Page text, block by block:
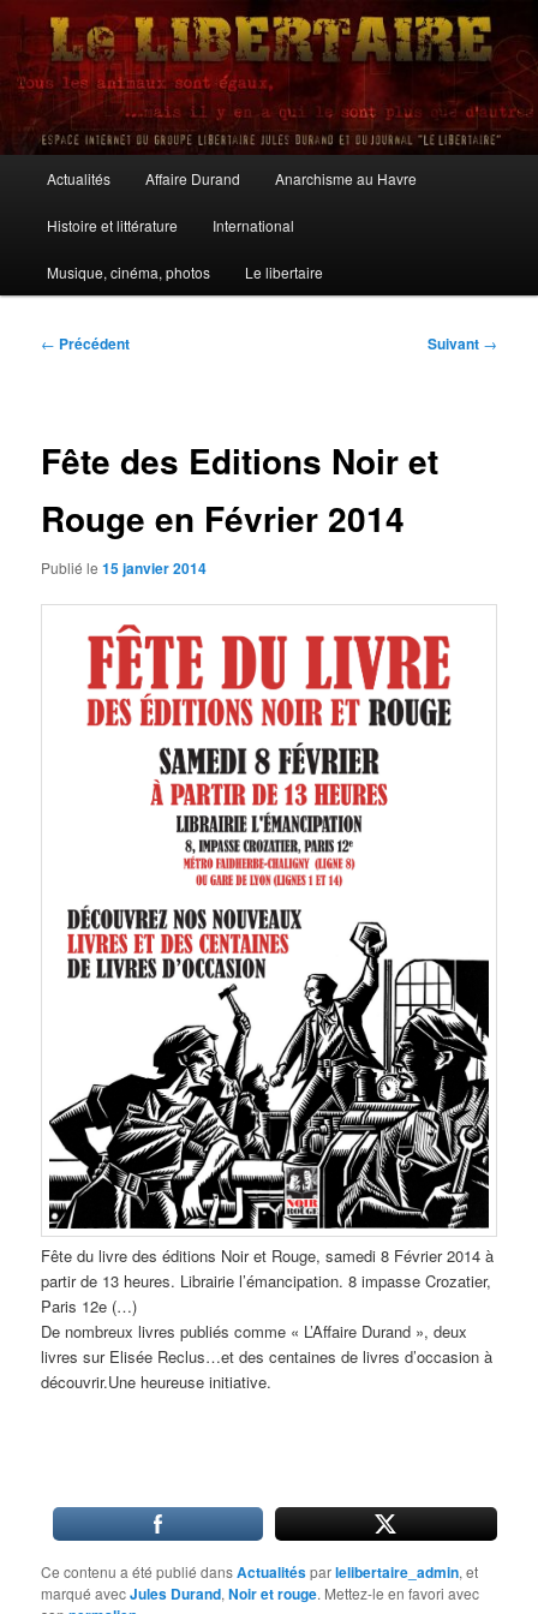
Aller
contenu
principalLe Libertaire
principal
Actualités Affaire Durand Anarchisme au Havre
Histoire et littérature International
Musique, cinéma, photos Le libertaire
Navigation
← Précédent Suivant →
Fête des Editions Noir et
Rouge en Février 2014
Publié le15 janvier 2014
Fête du livre des éditions Noir et Rouge, samedi 8 Février 2014 à
partir de 13 heures. Librairie l’émancipation. 8 impasse Crozatier,
Paris 12e (…)
De nombreux livres publiés comme « L’Affaire Durand », deux
livres sur Elisée Reclus…et des centaines de livres d’occasion à
découvrir.Une heureuse initiative.
Ce contenu a été publié dansActualitésparlelibertaire_admin, et
marqué avecJules Durand,Noir et rouge. Mettez-le en favori avec